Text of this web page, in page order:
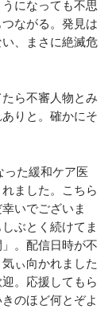
になっても不思
ながる。発見は
、まさに絶滅危
ら不審人物とみ
りと。確かにそ
た緩和ケア医
ました。こちら
いでございま
ぶとく続けてま
。配信日時が不
ぃ向かれました
。応援してもら
のほど何とぞよ